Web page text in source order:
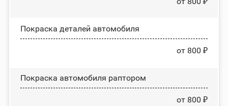
Покраска деталей автомобиля
от 800 ₽
Покраска автомобиля раптором
от 800 ₽